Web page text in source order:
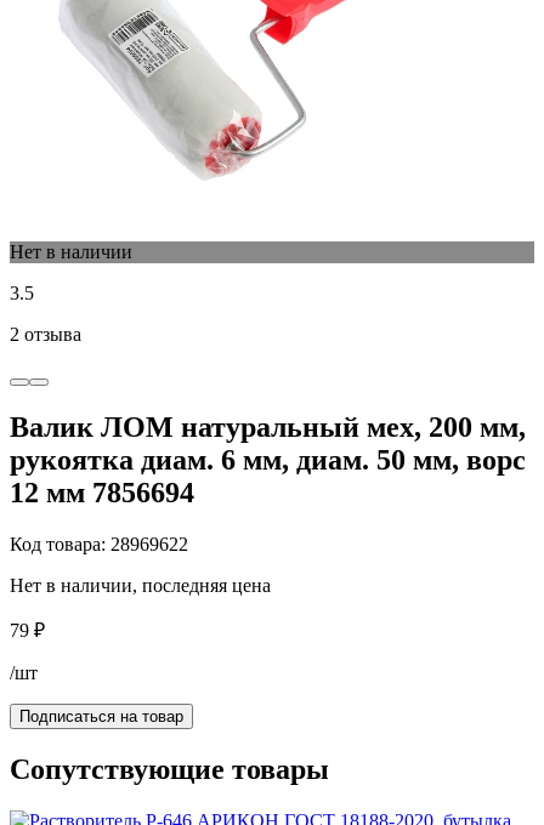
Нет в наличии
3.5
2 отзыва
Валик ЛОМ натуральный мех, 200 мм,
рукоятка диам. 6 мм, диам. 50 мм, ворс
12 мм 7856694
Код товара: 28969622
Нет в наличии, последняя цена
79 ₽
/шт
Подписаться на товар
Сопутствующие товары